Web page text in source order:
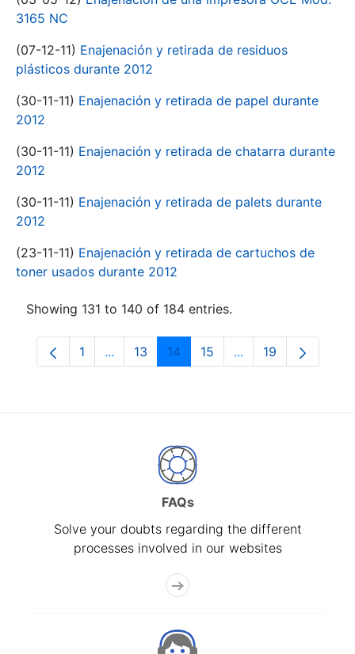
3165 NC
(07-12-11) Enajenación y retirada de residuos
plásticos durante 2012
(30-11-11) Enajenación y retirada de papel durante
2012
(30-11-11) Enajenación y retirada de chatarra durante
2012
(30-11-11) Enajenación y retirada de palets durante
2012
(23-11-11) Enajenación y retirada de cartuchos de
toner usados durante 2012
Showing 131 to 140 of 184 entries.
Page
1 ...Intermediate Pages Use TAB to navigate.
Page
13 Page
14 Page
15 ...Intermediate
Page
19
FAQs
Solve your doubts regarding the different
processes involved in our websites